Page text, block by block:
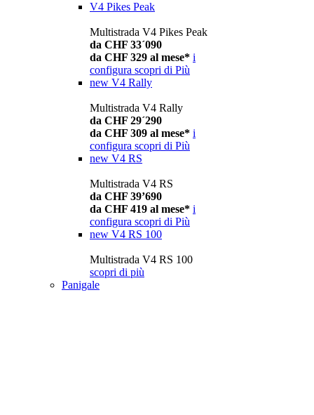
V4 Pikes Peak
Multistrada V4 Pikes Peak
da CHF 33´090
da CHF 329 al mese* i
configura scopri di Più
new V4 Rally
Multistrada V4 Rally
da CHF 29´290
da CHF 309 al mese* i
configura scopri di Più
new V4 RS
Multistrada V4 RS
da CHF 39’690
da CHF 419 al mese* i
configura scopri di Più
new V4 RS 100
Multistrada V4 RS 100
scopri di più
Panigale